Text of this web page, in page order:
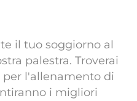
il tuo soggiorno al
palestra. Troverai
l'allenamento di
i migliori